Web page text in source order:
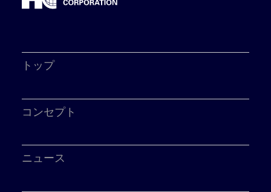
トップ
コンセプト
ニュース